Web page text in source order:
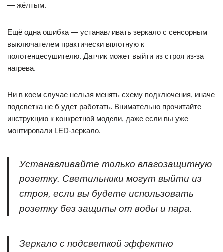
— жёлтым.
Ещё одна ошибка — устанавливать зеркало с сенсорным
выключателем практически вплотную к
полотенцесушителю. Датчик может выйти из строя из-за
нагрева.
Ни в коем случае нельзя менять схему подключения, иначе
подсветка не б удет работать. Внимательно прочитайте
инструкцию к конкретной модели, даже если вы уже
монтировали LED-зеркало.
Устанавливайте только влагозащитную
розетку. Светильники могут выйти из
строя, если вы будете использовать
розетку без защиты от воды и пара.
Зеркало с подсветкой эффектно